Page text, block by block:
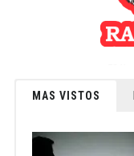
MAS VISTOS